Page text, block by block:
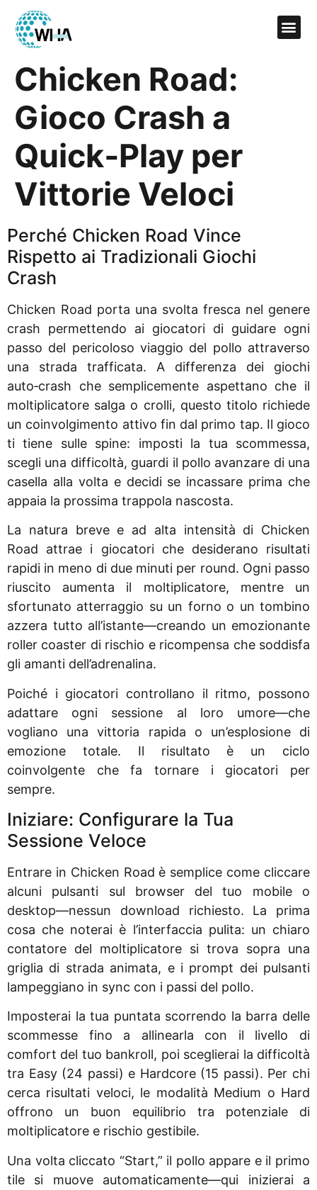
Chicken Road:
Gioco Crash a
Quick‑Play per
Vittorie Veloci
Perché Chicken Road Vince
Rispetto ai Tradizionali Giochi
Crash
Chicken Road porta una svolta fresca nel genere
crash permettendo ai giocatori di guidare ogni
passo del pericoloso viaggio del pollo attraverso
una strada trafficata. A differenza dei giochi
auto‑crash che semplicemente aspettano che il
moltiplicatore salga o crolli, questo titolo richiede
un coinvolgimento attivo fin dal primo tap. Il gioco
ti tiene sulle spine: imposti la tua scommessa,
scegli una difficoltà, guardi il pollo avanzare di una
casella alla volta e decidi se incassare prima che
appaia la prossima trappola nascosta.
La natura breve e ad alta intensità di Chicken
Road attrae i giocatori che desiderano risultati
rapidi in meno di due minuti per round. Ogni passo
riuscito aumenta il moltiplicatore, mentre un
sfortunato atterraggio su un forno o un tombino
azzera tutto all’istante—creando un emozionante
roller coaster di rischio e ricompensa che soddisfa
gli amanti dell’adrenalina.
Poiché i giocatori controllano il ritmo, possono
adattare ogni sessione al loro umore—che
vogliano una vittoria rapida o un’esplosione di
emozione totale. Il risultato è un ciclo
coinvolgente che fa tornare i giocatori per
sempre.
Iniziare: Configurare la Tua
Sessione Veloce
Entrare in Chicken Road è semplice come cliccare
alcuni pulsanti sul browser del tuo mobile o
desktop—nessun download richiesto. La prima
cosa che noterai è l’interfaccia pulita: un chiaro
contatore del moltiplicatore si trova sopra una
griglia di strada animata, e i prompt dei pulsanti
lampeggiano in sync con i passi del pollo.
Imposterai la tua puntata scorrendo la barra delle
scommesse fino a allinearla con il livello di
comfort del tuo bankroll, poi sceglierai la difficoltà
tra Easy (24 passi) e Hardcore (15 passi). Per chi
cerca risultati veloci, le modalità Medium o Hard
offrono un buon equilibrio tra potenziale di
moltiplicatore e rischio gestibile.
Una volta cliccato “Start,” il pollo appare e il primo
tile si muove automaticamente—qui inizierai a